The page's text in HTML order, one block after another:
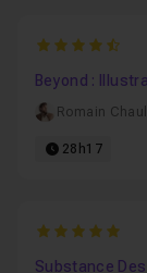
Beyond :
Romain
28h17
5
Substance